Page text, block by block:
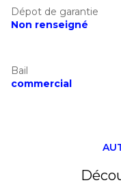
Dépot de garantie
Non renseigné
Bail
commercial